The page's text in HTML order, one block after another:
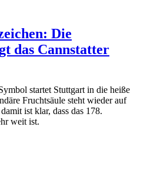
Die
das Cannstatter
startet Stuttgart in die heiße
Fruchtsäule steht wieder auf
ist klar, dass das 178.
weit ist.